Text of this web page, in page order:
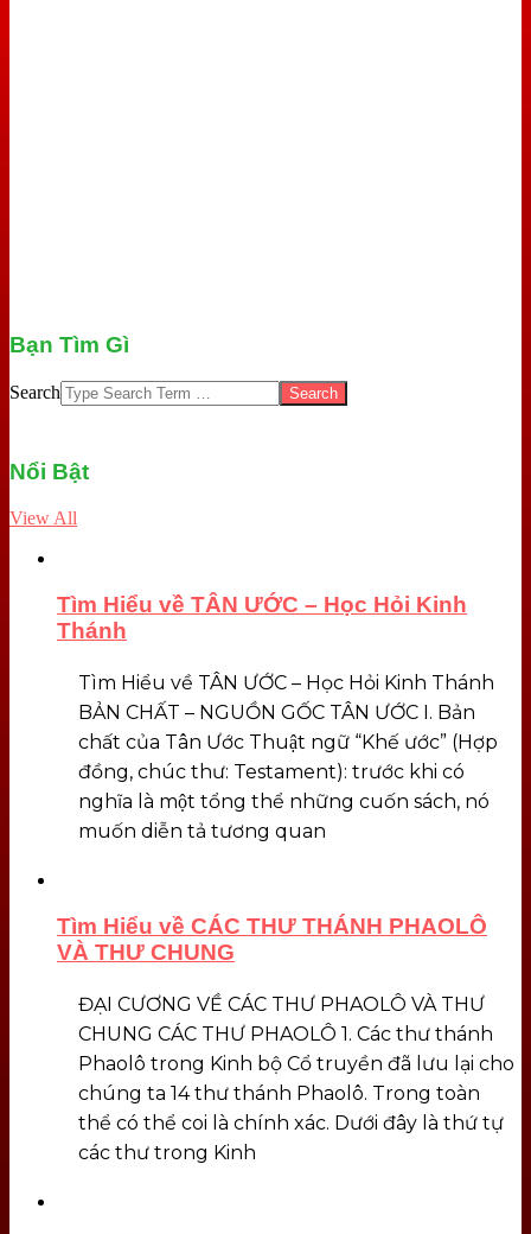
Bạn Tìm Gì
Search
Nổi Bật
View All
Tìm Hiểu về TÂN ƯỚC – Học Hỏi Kinh
Thánh
Tìm Hiểu về TÂN ƯỚC – Học Hỏi Kinh Thánh
BẢN CHẤT – NGUỒN GỐC TÂN ƯỚC I. Bản
chất của Tân Ước Thuật ngữ “Khế ước” (Hợp
đồng, chúc thư: Testament): trước khi có
nghĩa là một tổng thể những cuốn sách, nó
muốn diễn tả tương quan
Tìm Hiểu về CÁC THƯ THÁNH PHAOLÔ
VÀ THƯ CHUNG
ĐẠI CƯƠNG VỀ CÁC THƯ PHAOLÔ VÀ THƯ
CHUNG CÁC THƯ PHAOLÔ 1. Các thư thánh
Phaolô trong Kinh bộ Cổ truyền đã lưu lại cho
chúng ta 14 thư thánh Phaolô. Trong toàn
thể có thể coi là chính xác. Dưới đây là thứ tự
các thư trong Kinh